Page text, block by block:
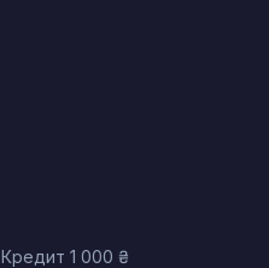
Кредит 1 000 ₴